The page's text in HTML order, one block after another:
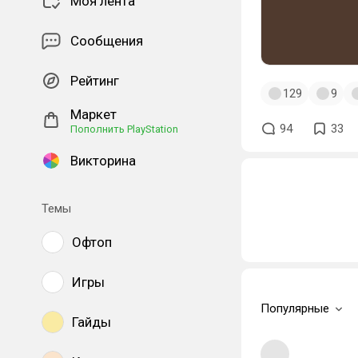
Сообщения
Рейтинг
Маркет
Пополнить PlayStation
Викторина
Темы
Офтоп
Игры
Гайды
129 9
94 33
Популярные